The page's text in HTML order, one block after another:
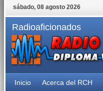
sábado, 08 agosto 2026
Radioaficionados
Inicio Acerca del RCH